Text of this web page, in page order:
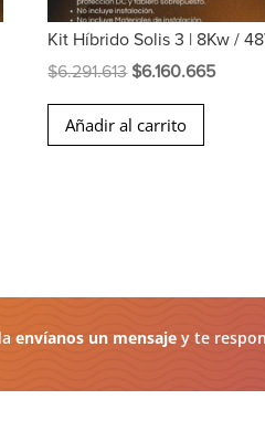
Kit Híbrido Solis 3 | 8Kw /
$6.291.613 El
original
$6.160.665El
Añadir al carrito
envíanos un mensaje y te